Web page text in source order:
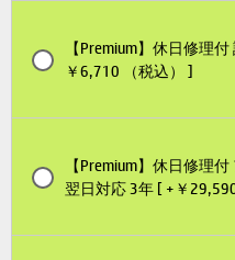
【Premium】休日修理
￥6,710 （税込） ]
【Premium】休日修理
翌日対応 3年 [ +￥